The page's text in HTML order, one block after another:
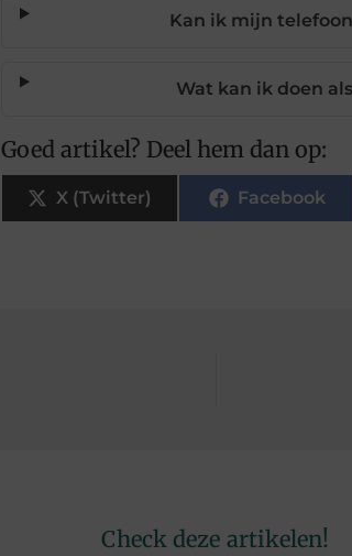
Kan ik mijn
Wat kan ik doen
Goed artikel? Deel hem dan op:
X (Twitter) Facebook
Check deze artikelen!